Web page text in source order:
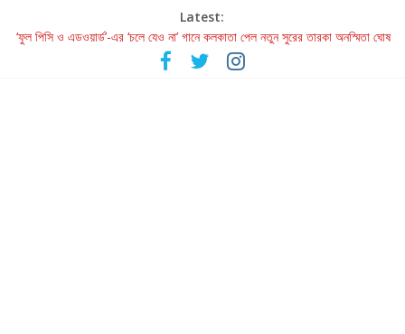
Latest:
‘ফুল পিসি ও এডওয়ার্ড’-এর ‘চলে যেও না’ গানে কলকাতা পেল নতুন সুরের তারকা অনস্মিতা ঘোষ
রবীন্দ্রনাথ ও গুলজারের সৃষ্টির মেলবন্ধনে মুগ্ধ করল ‘দুই তারার দোতারা’
কলের গান থেকে রীলস্ — বাঙালির গান শোনার বিবর্তনের গল্প